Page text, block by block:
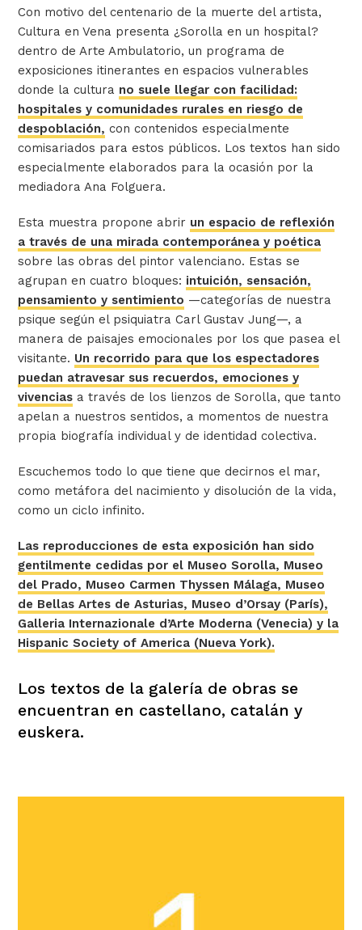
Con motivo del centenario de la muerte del artista,
Cultura en Vena presenta ¿Sorolla en un hospital?
dentro de Arte Ambulatorio, un programa de
exposiciones itinerantes en espacios vulnerables
donde la cultura no suele llegar con facilidad:
hospitales y comunidades rurales en riesgo de
despoblación, con contenidos especialmente
comisariados para estos públicos. Los textos han sido
especialmente elaborados para la ocasión por la
mediadora Ana Folguera.
Esta muestra propone abrir un espacio de reflexión
a través de una mirada contemporánea y poética
sobre las obras del pintor valenciano. Estas se
agrupan en cuatro bloques: intuición, sensación,
pensamiento y sentimiento —categorías de nuestra
psique según el psiquiatra Carl Gustav Jung—, a
manera de paisajes emocionales por los que pasea el
visitante. Un recorrido para que los espectadores
puedan atravesar sus recuerdos, emociones y
vivencias a través de los lienzos de Sorolla, que tanto
apelan a nuestros sentidos, a momentos de nuestra
propia biografía individual y de identidad colectiva.
Escuchemos todo lo que tiene que decirnos el mar,
como metáfora del nacimiento y disolución de la vida,
como un ciclo infinito.
Las reproducciones de esta exposición han sido
gentilmente cedidas por el Museo Sorolla, Museo
del Prado, Museo Carmen Thyssen Málaga, Museo
de Bellas Artes de Asturias, Museo d’Orsay (París),
Galleria Internazionale d’Arte Moderna (Venecia) y la
Hispanic Society of America (Nueva York).
Los textos de la galería de obras se
encuentran en castellano, catalán y
euskera.